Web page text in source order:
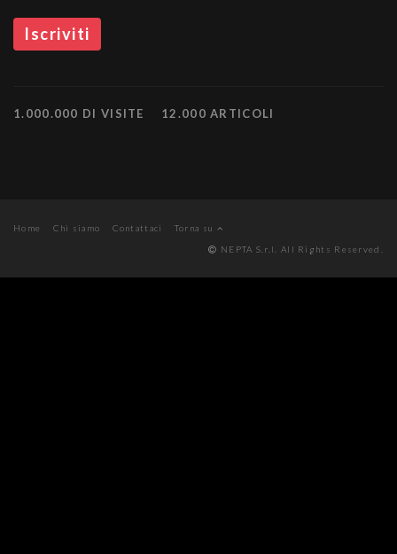
1.000.000 DI VISITE 12.000 ARTICOLI
Home Chi siamo Contattaci
Torna su
NEPTA S.r.l. All Rights Reserved.